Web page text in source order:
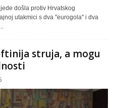
došla protiv Hrvatskog
utakmici s dva "eurogola" i dva
struja, a mogu